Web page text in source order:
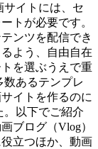
サイトには、セ
トが必要です。
ンツを配信でき
よう、自由自在
を選ぶうえで重
あるテンプレ
イトを作るのに
。以下でご紹介
ブログ（Vlog）
立つほか、動画